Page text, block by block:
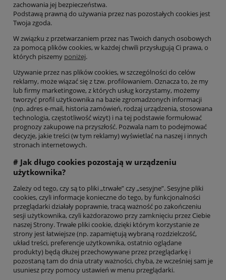
zachowania jej bezpieczeństwa.
Podstawą prawną do używania przez nas pozostałych cookies jest
Twoja zgoda.
W związku z przetwarzaniem przez nas Twoich danych osobowych
za pomocą plików cookies, w każdej chwili przysługują Ci prawa, o
których piszemy poniżej.
Używanie przez nas plików cookies, w szczególności do celów
reklamy, może wiązać się z tzw. profilowaniem. Oznacza to, że my
lub firmy marketingowe, z których usług korzystamy, możemy
tworzyć profil użytkownika na bazie zgromadzonych informacji
(np. adres e-mail, historia zamówień, rodzaj urządzenia, stosowana
technologia, częstotliwość wizyt) i na tej podstawie formułować
prognozy zakupowe na przyszłość. Pozwala nam to podejmować
decyzje, jakie treści (w tym reklamy) wyświetlać na naszej i innych
stronach internetowych.
# Jak długo cookies pozostają w urządzeniu
użytkownika?
Zależy od tego, czy są to pliki „trwałe” czy „sesyjne”. Sesyjne pliki
cookies, czyli informacje konieczne do tego, by funkcjonalności
przeglądarki działały poprawnie, tracą ważność po zakończeniu
sesji użytkownika, czyli każdorazowo przy zamknięciu przez Ciebie
naszej Strony. Trwałe pliki cookie, dzięki którym korzystanie ze
strony jest łatwiejsze (np. zapamiętują wybraną rozdzielczość,
układ treści, preferencje użytkownika, ostatnio oglądane
produkty) będą dłużej przechowywane przez przeglądarkę i
pozostaną tam do dnia utraty ważności, chyba, że wcześniej sam je
usuniesz przy pomocy ustawień w menu przeglądarki.